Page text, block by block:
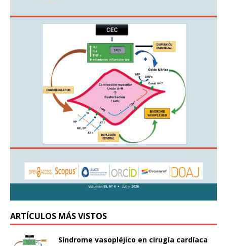
ARTÍCULOS MÁS VISTOS
Síndrome vasopléjico en cirugía cardíaca